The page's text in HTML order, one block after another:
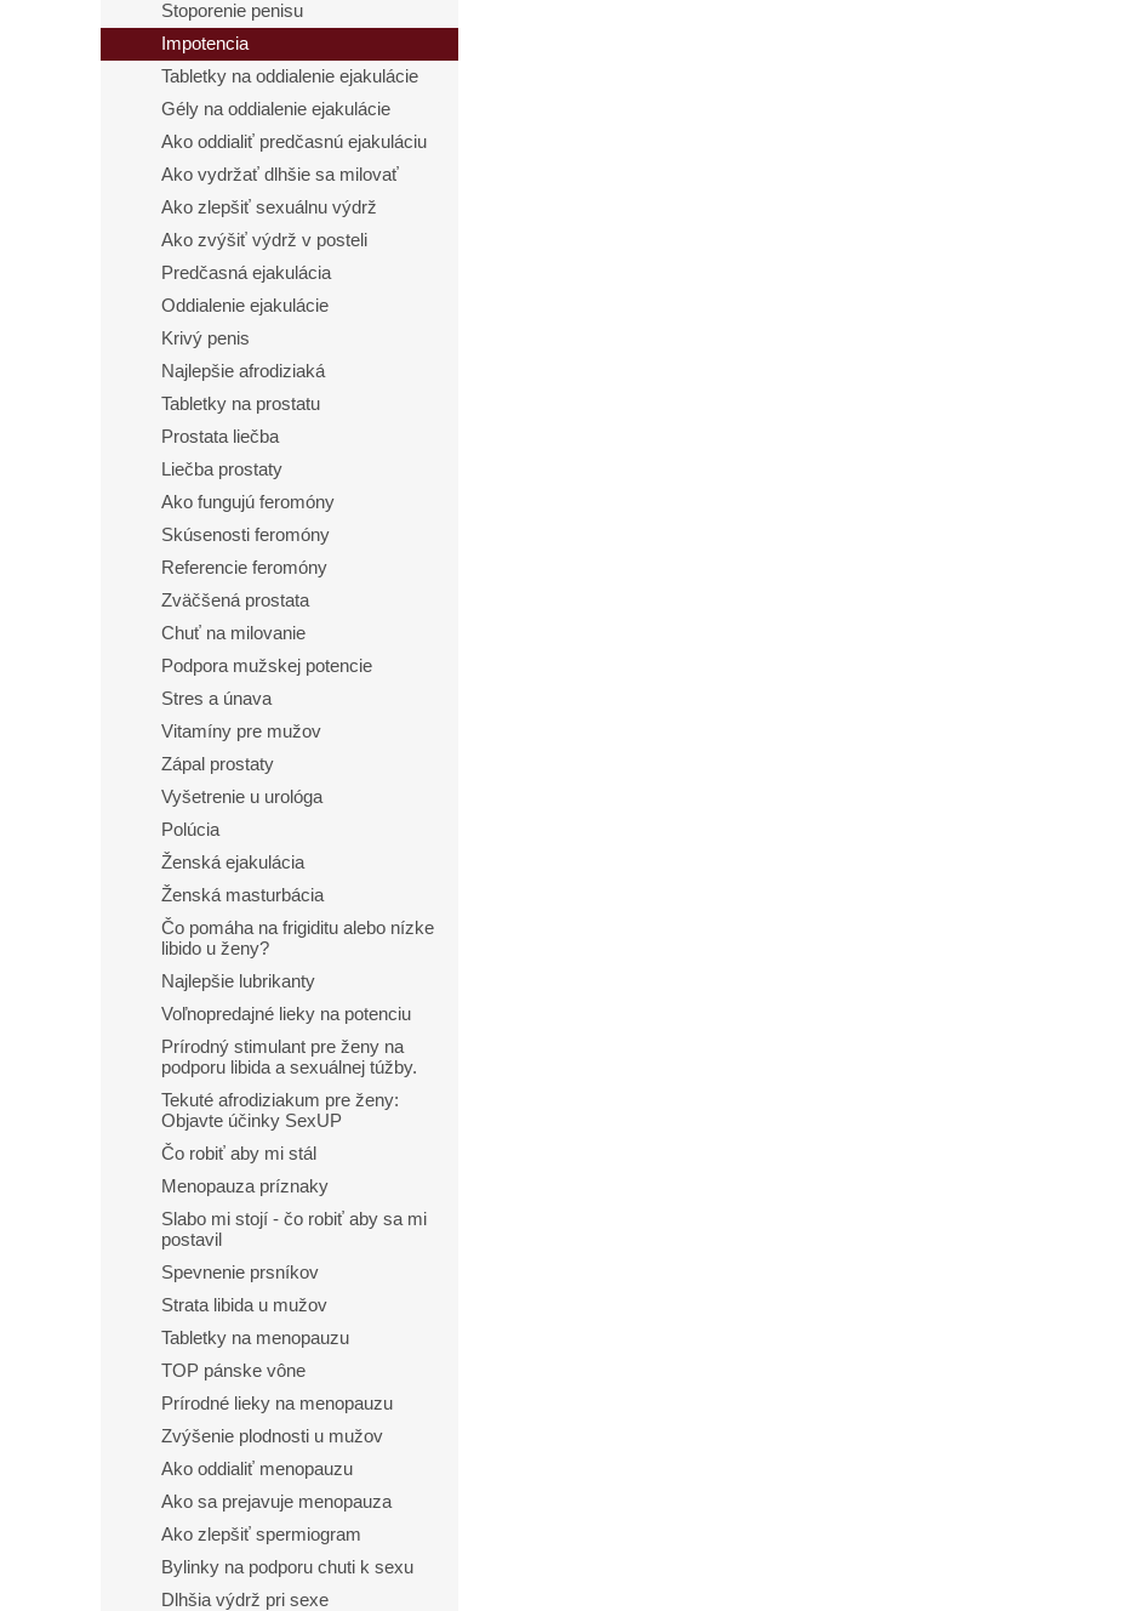
Stoporenie penisu
Impotencia
Tabletky na oddialenie ejakulácie
Gély na oddialenie ejakulácie
Ako oddialiť predčasnú ejakuláciu
Ako vydržať dlhšie sa milovať
Ako zlepšiť sexuálnu výdrž
Ako zvýšiť výdrž v posteli
Predčasná ejakulácia
Oddialenie ejakulácie
Krivý penis
Najlepšie afrodiziaká
Tabletky na prostatu
Prostata liečba
Liečba prostaty
Ako fungujú feromóny
Skúsenosti feromóny
Referencie feromóny
Zväčšená prostata
Chuť na milovanie
Podpora mužskej potencie
Stres a únava
Vitamíny pre mužov
Zápal prostaty
Vyšetrenie u urológa
Polúcia
Ženská ejakulácia
Ženská masturbácia
Čo pomáha na frigiditu alebo nízke
libido u ženy?
Najlepšie lubrikanty
Voľnopredajné lieky na potenciu
Prírodný stimulant pre ženy na
podporu libida a sexuálnej túžby.
Tekuté afrodiziakum pre ženy:
Objavte účinky SexUP
Čo robiť aby mi stál
Menopauza príznaky
Slabo mi stojí - čo robiť aby sa mi
postavil
Spevnenie prsníkov
Strata libida u mužov
Tabletky na menopauzu
TOP pánske vône
Prírodné lieky na menopauzu
Zvýšenie plodnosti u mužov
Ako oddialiť menopauzu
Ako sa prejavuje menopauza
Ako zlepšiť spermiogram
Bylinky na podporu chuti k sexu
Dlhšia výdrž pri sexe